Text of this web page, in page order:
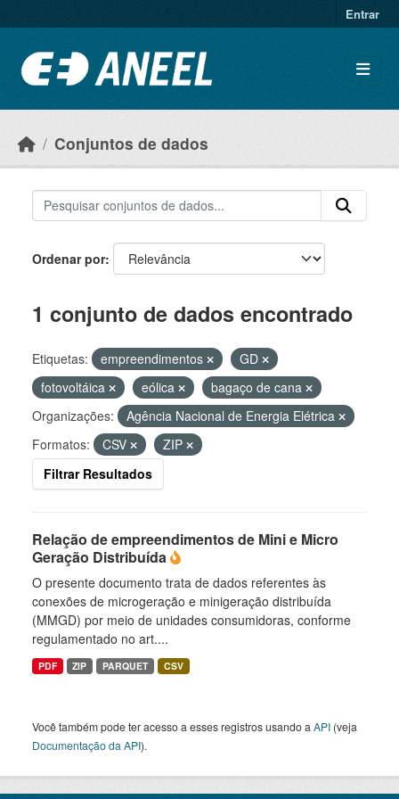
Entrar
Conjuntos de dados
Ordenar por
1 conjunto de dados encontrado
Etiquetas: empreendimentos
GD
fotovoltáica
eólica
bagaço de cana
Organizações:
Agência Nacional de Energia Elétrica
Formatos:
CSV
ZIP
Filtrar Resultados
Relação de empreendimentos de Mini e Micro
Geração Distribuída
O presente documento trata de dados referentes às
conexões de microgeração e minigeração distribuída
(MMGD) por meio de unidades consumidoras, conforme
regulamentado no art....
PDF ZIP PARQUET CSV
Você também pode ter acesso a esses registros usando a API (veja
Documentação da API).